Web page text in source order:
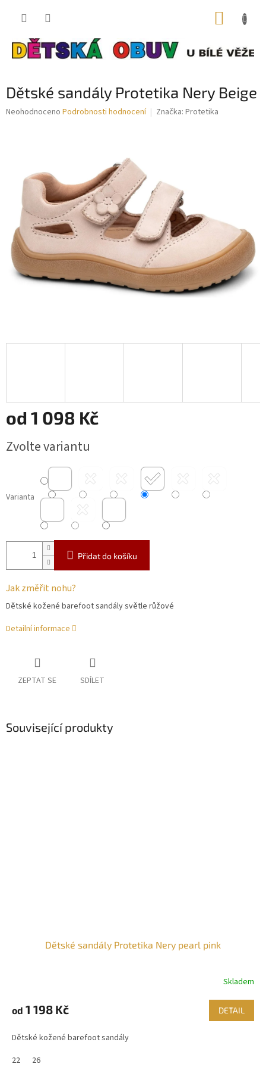
Dětské sandály Protetika Nery Beige
Průměrné
hvězdiček.
Neohodnoceno Podrobnosti hodnocení Značka: Protetika
od 1 098 Kč
cena:
Zvolte variantu
Varianta
Přidat do košíku
Jak změřit nohu?
Dětské kožené barefoot sandály světle růžové
Detailní informace
ZEPTAT SE SDÍLET
Související produkty
Dětské sandály Protetika Nery pearl pink
Skladem
od 1 198 Kč DETAIL
Dětské kožené barefoot sandály
22
26